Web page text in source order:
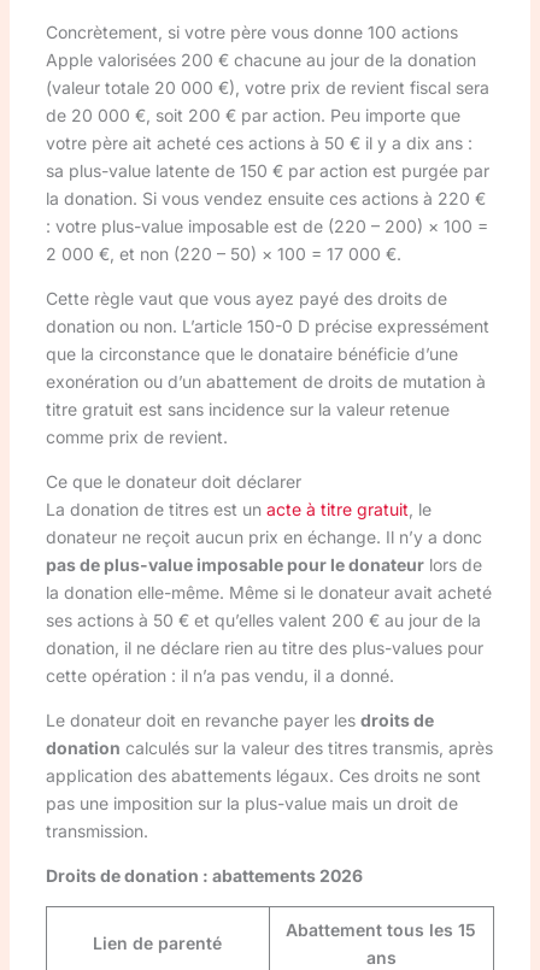
Concrètement, si votre père vous donne 100 actions
Apple valorisées 200 € chacune au jour de la donation
(valeur totale 20 000 €), votre prix de revient fiscal sera
de 20 000 €, soit 200 € par action. Peu importe que
votre père ait acheté ces actions à 50 € il y a dix ans :
sa plus-value latente de 150 € par action est purgée par
la donation. Si vous vendez ensuite ces actions à 220 €
: votre plus-value imposable est de (220 – 200) × 100 =
2 000 €, et non (220 – 50) × 100 = 17 000 €.
Cette règle vaut que vous ayez payé des droits de
donation ou non. L’article 150-0 D précise expressément
que la circonstance que le donataire bénéficie d’une
exonération ou d’un abattement de droits de mutation à
titre gratuit est sans incidence sur la valeur retenue
comme prix de revient.
Ce que le donateur doit déclarer
La donation de titres est un acte à titre gratuit , le
donateur ne reçoit aucun prix en échange. Il n’y a donc
pas de plus-value imposable pour le donateurlors de
la donation elle-même. Même si le donateur avait acheté
ses actions à 50 € et qu’elles valent 200 € au jour de la
donation, il ne déclare rien au titre des plus-values pour
cette opération : il n’a pas vendu, il a donné.
Le donateur doit en revanche payer les droits de
donation calculés sur la valeur des titres transmis, après
application des abattements légaux. Ces droits ne sont
pas une imposition sur la plus-value mais un droit de
transmission.
Droits de donation : abattements 2026
Lien de parenté
Abattement tous les 15
ans